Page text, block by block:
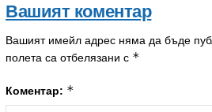
Вашият коментар
Вашият имейл адрес няма да бъде
полета са отбелязани с *
Коментар: *